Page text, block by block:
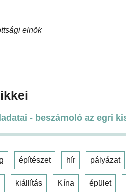
elnök
- beszámoló az egri
építészet hír pályázat
kiállítás Kína épület